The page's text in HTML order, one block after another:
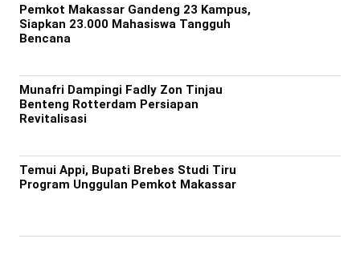
Pemkot Makassar Gandeng 23 Kampus,
Siapkan 23.000 Mahasiswa Tangguh
Bencana
Munafri Dampingi Fadly Zon Tinjau
Benteng Rotterdam Persiapan
Revitalisasi
Temui Appi, Bupati Brebes Studi Tiru
Program Unggulan Pemkot Makassar